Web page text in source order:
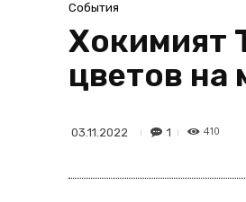
События
Хокимият
цветов на
03.11.2022 1 410